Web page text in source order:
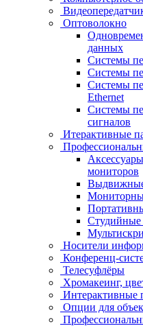
Оптоволокно
данных
Системы
Системы
Системы
Ethernet
Системы
сигналов
Итерактивные
мониторов
Студийные
Носители
Конференц-
Телесуфлёры
Хромакеинг,
Интерактивные
Опции для